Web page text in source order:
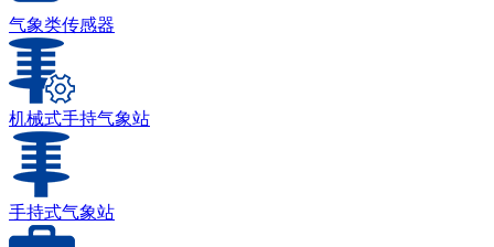
气象类传感器
机械式手持气象站
手持式气象站